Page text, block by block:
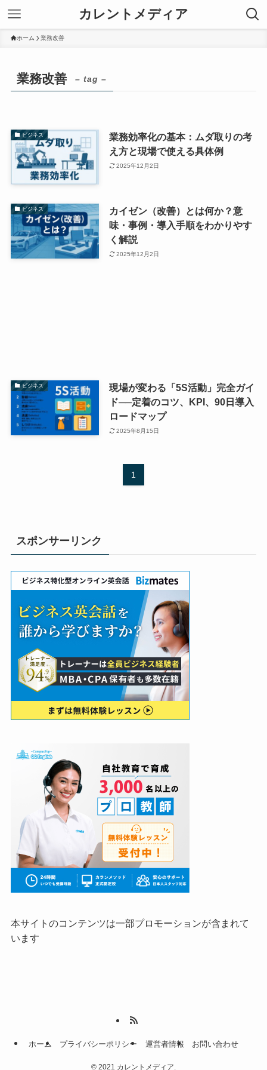
カレントメディア
ホーム 業務改善
業務改善 – tag –
ビジネス
業務効率化の基本：ムダ取りの考
え方と現場で使える具体例
2025年12月2日
ビジネス
カイゼン（改善）とは何か？意
味・事例・導入手順をわかりやす
く解説
2025年12月2日
ビジネス
現場が変わる「5S活動」完全ガイ
ド──定着のコツ、KPI、90日導入
ロードマップ
2025年8月15日
1
スポンサーリンク
本サイトのコンテンツは一部プロモーションが含まれて
います
ホーム プライバシーポリシー 運営者情報 お問い合わせ
© 2021 カレントメディア.